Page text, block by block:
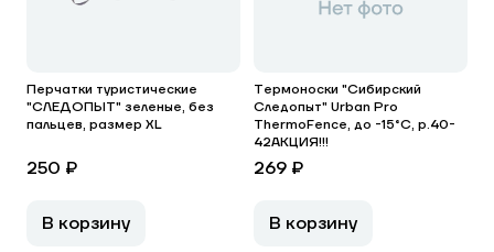
Перчатки туристические
"СЛЕДОПЫТ" зеленые, без
пальцев, размер XL
250 ₽
В корзину
Термоноски "Сибирский
Следопыт" Urban Pro
ThermoFence, до -15°С, р.40-
42АКЦИЯ!!!
269 ₽
В корзину